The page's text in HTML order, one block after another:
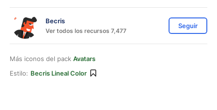
Becris
Ver todos los recursos 7,477
Seguir
Más iconos del pack Avatars
Estilo: Becris Lineal Color